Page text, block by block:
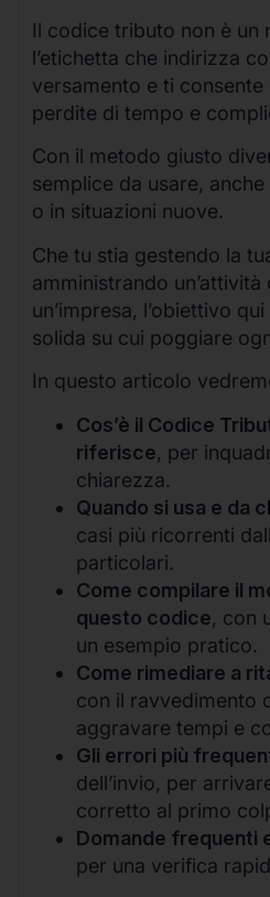
Il codice tributo non è un
l’etichetta che indirizza
versamento e ti
perdite di tempo e
Con il metodo giusto
semplice da usare,
o in situazioni nuove.
Che tu stia gestendo la
amministrando
un’impresa, l’obiettivo
solida su cui poggiare
In questo articolo
Cos’è il Codice
riferisce, per
chiarezza.
Quando si usa e da
casi più ricorrenti
particolari.
Come compilare il
questo codice, con
un esempio pratico.
Come rimediare a
con il ravvedimento
aggravare tempi e
Gli errori più
dell’invio, per
corretto al primo
Domande frequenti
per una verifica